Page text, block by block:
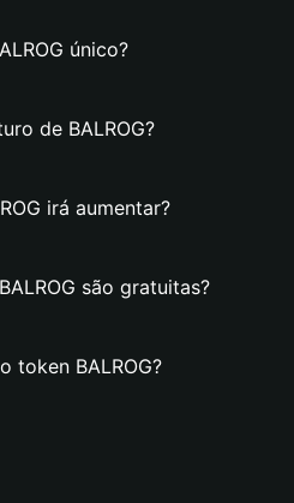
único?
de BALROG?
irá aumentar?
são gratuitas?
token BALROG?